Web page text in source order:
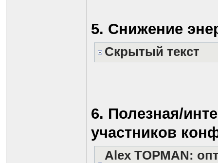
5. Снижение
Скрытый текст
6. Полезная/
участников
Alex TOPMAN: